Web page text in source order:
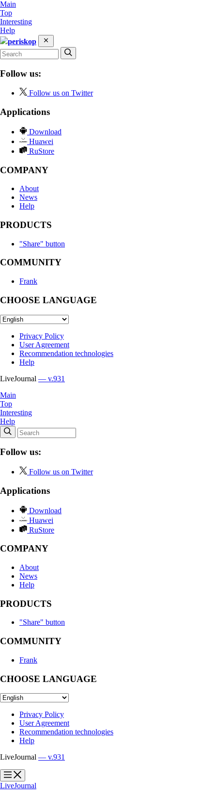
Main
Top
Interesting
Help
periskop
Follow us:
Follow us on Twitter
Applications
Download
Huawei
RuStore
COMPANY
About
News
Help
PRODUCTS
"Share" button
COMMUNITY
Frank
CHOOSE LANGUAGE
Privacy Policy
User Agreement
Recommendation technologies
Help
LiveJournal — v.931
Main
Top
Interesting
Help
Follow us:
Follow us on Twitter
Applications
Download
Huawei
RuStore
COMPANY
About
News
Help
PRODUCTS
"Share" button
COMMUNITY
Frank
CHOOSE LANGUAGE
Privacy Policy
User Agreement
Recommendation technologies
Help
LiveJournal — v.931
?
?
LiveJournal